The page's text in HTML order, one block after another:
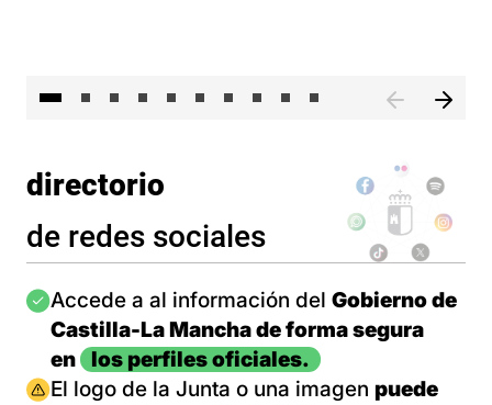
directorio
de redes sociales
Imagen
Accede a al información del Gobierno de
Castilla-La Mancha de forma segura
en
los perfiles oficiales.
Imagen
El logo de la Junta o una imagen puede